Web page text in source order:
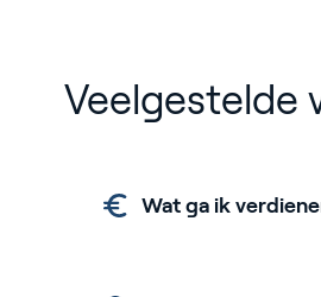
Veelgestelde
Wat ga ik